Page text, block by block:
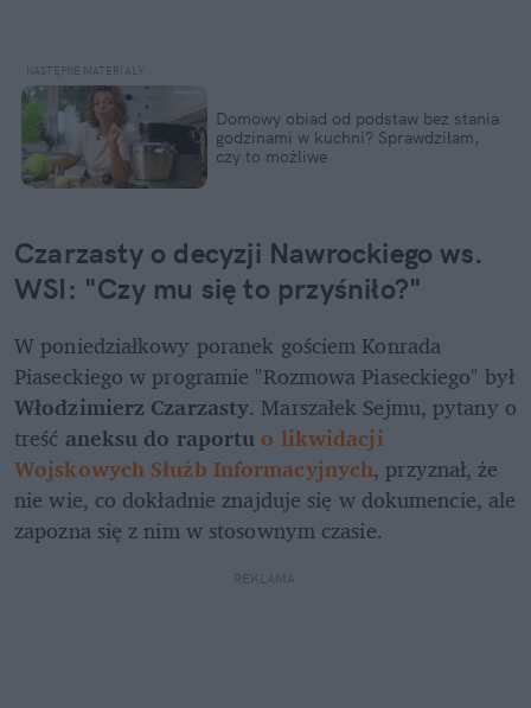
Domowy obiad od podstaw bez stania
godzinami w kuchni? Sprawdziłam,
czy to możliwe
Czarzasty o decyzji Nawrockiego ws.
WSI: "Czy mu się to przyśniło?"
W poniedziałkowy poranek gościem Konrada
Piaseckiego w programie "Rozmowa Piaseckiego" był
Włodzimierz Czarzasty. Marszałek Sejmu, pytany o
treść aneksu do raportu o likwidacji
Wojskowych Służb Informacyjnych, przyznał, że
nie wie, co dokładnie znajduje się w dokumencie, ale
zapozna się z nim w stosownym czasie.
REKLAMA